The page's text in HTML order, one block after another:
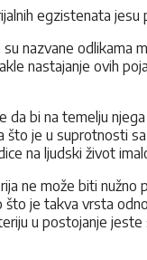
egzistenata
nazvane odlikama
nastajanje ovih
bi na temelju
je u suprotnosti
na ljudski život
ne može biti
je takva vrsta
u postojanje